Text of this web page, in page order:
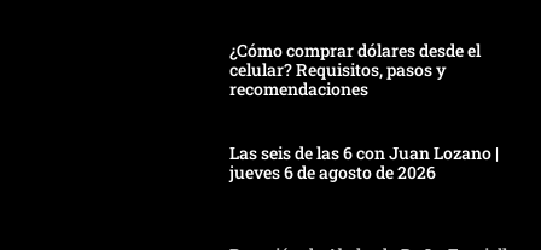
¿Cómo comprar dólares desde el
celular? Requisitos, pasos y
recomendaciones
Las seis de las 6 con Juan Lozano |
jueves 6 de agosto de 2026